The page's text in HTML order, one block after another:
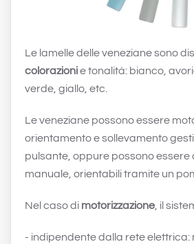
Le lamelle delle veneziane sono
colorazionie tonalità: bianco,
verde, giallo, etc.
Le veneziane possono essere
orientamento e sollevamento
pulsante, oppure possono essere
manuale, orientabili tramite un
Nel caso di motorizzazione, il
- indipendente dalla rete elettrica: